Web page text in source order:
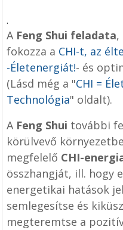
.
A Feng Shui feladata,
fokozza a CHI-t, az
-Életenergiát!- és
(Lásd még a "CHI =
Technológia" oldalt).
A Feng Shui további
körülvevő
megfelelő CHI-
összhangját, ill. hogy
energetikai hatások
semlegesítse és
megteremtse a